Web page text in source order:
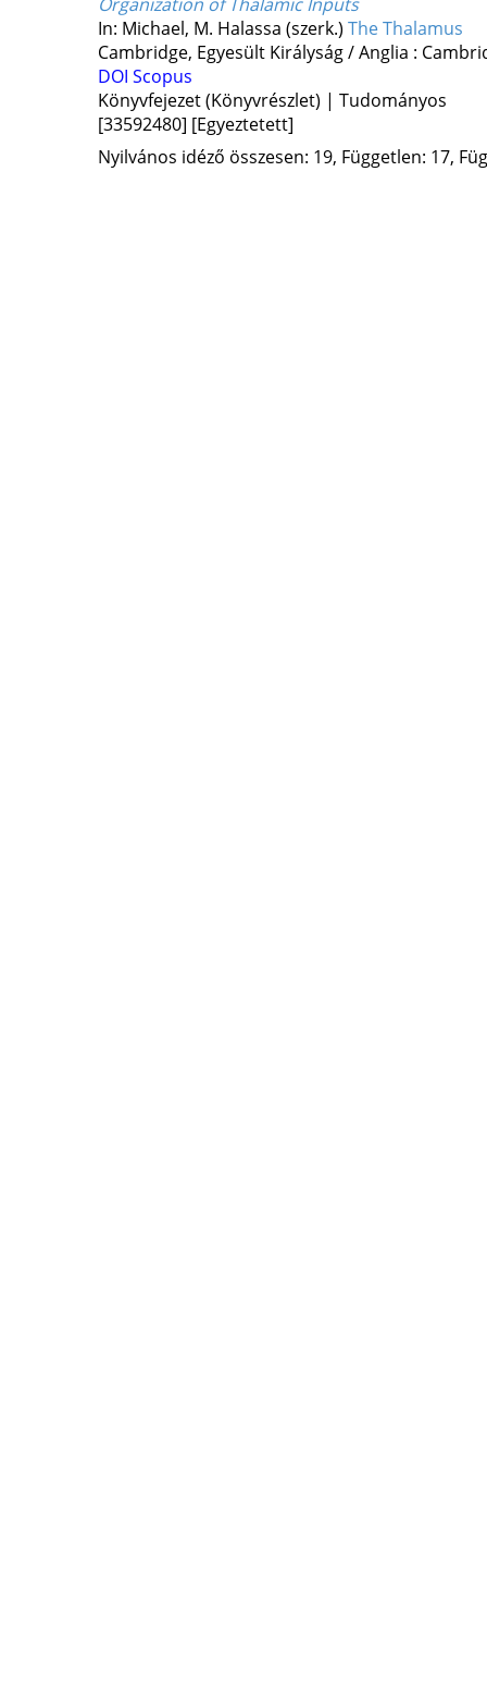
Organization of Thalamic Inputs
In: Michael, M. Halassa (szerk.) The Thalamus
Cambridge, Egyesült Királyság / Anglia :
DOI Scopus
Könyvfejezet (Könyvrészlet) | Tudományos
[33592480] [Egyeztetett]
Nyilvános idéző összesen: 19, Független: 17,